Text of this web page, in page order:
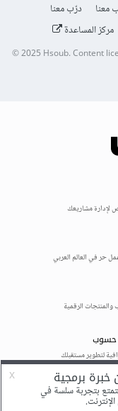
معنا
درّب معنا
مركز المساعدة
© 2025Hsoub.Content